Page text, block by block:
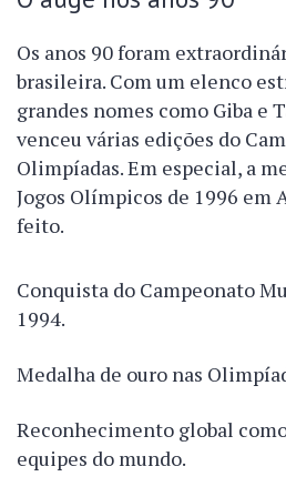
Os anos 90 foram
brasileira. Com um elenco
grandes nomes como Giba e
venceu várias edições do
Olimpíadas. Em especial, a
Jogos Olímpicos de 1996 em
feito.
Conquista do Campeonato
1994.
Medalha de ouro nas
Reconhecimento global
equipes do mundo.